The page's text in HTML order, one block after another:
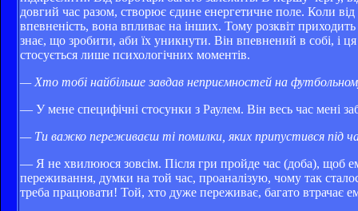
довгий час разом, створює єдине енергетичне поле. Коли
впевненість, вона впливає на інших. Тому розквіт
знає, що зробити, аби їх уникнути. Він впевнений в собі, і
стосується лише психологічних моментів.
— Хто тобі найбільше завдав неприємностей на
— У мене специфічні стосунки з Раулем. Він весь час мені
— Ти важко переживаєш ті помилки, яких припустився під
— Я не хвилююся зовсім. Після гри пройде час (доба), щоб
переживання, думки на той час, проаналізую, чому так
треба працювати! Той, хто дуже переживає, багато втрачає